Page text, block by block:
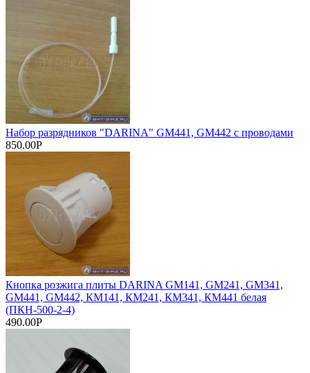
Набор разрядников "DARINA" GM441, GM442 с проводами
850.00Р
Кнопка розжига плиты DARINA GM141, GM241, GM341,
GM441, GM442, КМ141, КМ241, КМ341, КМ441 белая
(ПКН-500-2-4)
490.00Р